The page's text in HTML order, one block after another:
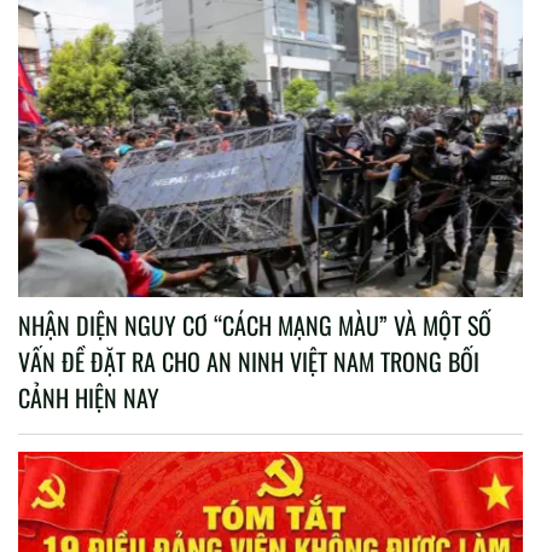
NHẬN DIỆN NGUY CƠ “CÁCH MẠNG MÀU” VÀ MỘT SỐ
VẤN ĐỀ ĐẶT RA CHO AN NINH VIỆT NAM TRONG BỐI
CẢNH HIỆN NAY